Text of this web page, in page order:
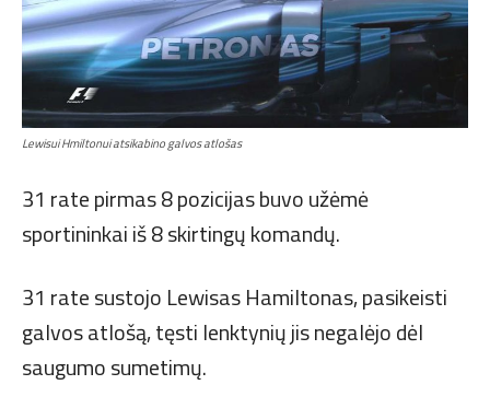
Lewisui Hmiltonui atsikabino galvos atlošas
31 rate pirmas 8 pozicijas buvo užėmė
sportininkai iš 8 skirtingų komandų.
31 rate sustojo Lewisas Hamiltonas, pasikeisti
galvos atlošą, tęsti lenktynių jis negalėjo dėl
saugumo sumetimų.